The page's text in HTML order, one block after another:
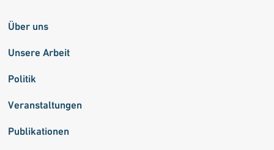
Über uns
Unsere Arbeit
Politik
Veranstaltungen
Publikationen